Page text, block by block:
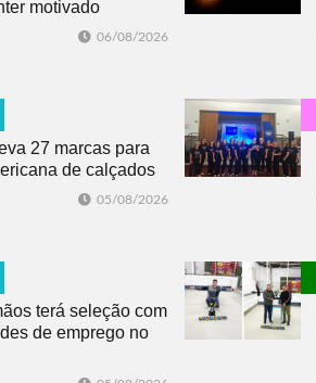
motivado
06/08/2026
27 marcas para
de calçados
05/08/2026
terá seleção com
de emprego no